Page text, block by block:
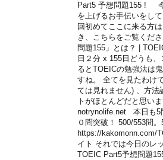
Part5 予想問題155 !
を上げるお手伝いをし
回初めてここに来る方
き、こちらをご覧くだ
問題155」とは？ |
日２分 x 155日どうも
るとTOEICの勉強法は
すね。 全てを見たわけ
ては見れません) 、方法
トがほとんどだと思い
notrynolife.net 本日も5
０問突破！ 500/553問。
https://kakomonn.com/
イト それでは今日のレ
TOEIC Part5予想問題